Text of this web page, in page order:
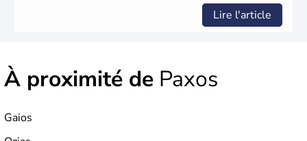
Lire l'article
À proximité de Paxos
Gaios